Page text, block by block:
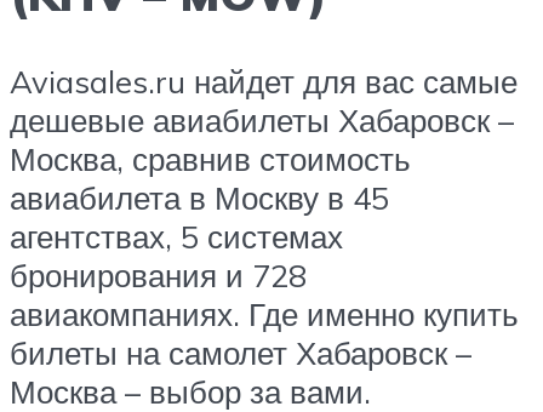
Aviasales.ru найдет для вас самые
дешевые авиабилеты Хабаровск –
Москва, сравнив стоимость
авиабилета в Москву в 45
агентствах, 5 системах
бронирования и 728
авиакомпаниях. Где именно купить
билеты на самолет Хабаровск –
Москва – выбор за вами.